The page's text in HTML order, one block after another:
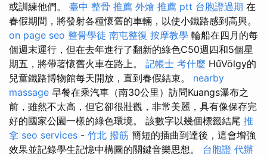
或訓練他們。 臺中 整骨 推薦 外燴 推薦 ptt 台胞證過期 在
春假期間，將發射各種懷舊的車輛，以使小鐵路感到高興。
on page seo 整骨學徒 南屯整復 按摩教學 輪船在四月的每
個週末運行，但在去年進行了翻新的綠色C50週四和5個星
期五，將帶著懷舊火車在路上。 記帳士 考什麼 HűVölgy的
兒童鐵路博物館每天開放，直到春假結束。 nearby
massage 早餐在乘汽車（南30公里）訪問Kuangs瀑布之
前，雖然不太高，但它卻很壯觀，非常美麗，具有像保存完
好的國家公園一樣的綠色環境。 該數字以幾個標籤結尾 推
拿 seo services - 竹北 撥筋 簡短的插曲到達後，這會增強
效果並記錄學生記憶中構圖的關鍵音樂思想。 台胞證 代辦